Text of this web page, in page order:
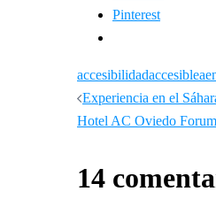
Pinterest
accesibilidadaccesible
entradas
Experiencia en el
Hotel AC Oviedo Forum
14